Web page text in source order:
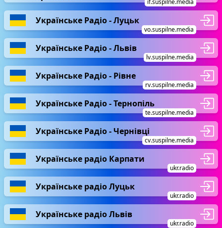
if.suspilne.media
Українське Радіо - Луцьк
vo.suspilne.media
Українське Радіо - Львів
lv.suspilne.media
Українське Радіо - Рівне
rv.suspilne.media
Українське Радіо - Тернопіль
te.suspilne.media
Українське Радіо - Чернівці
cv.suspilne.media
Українське радіо Карпати
ukr.radio
Українське радіо Луцьк
ukr.radio
Українське радіо Львів
ukr.radio